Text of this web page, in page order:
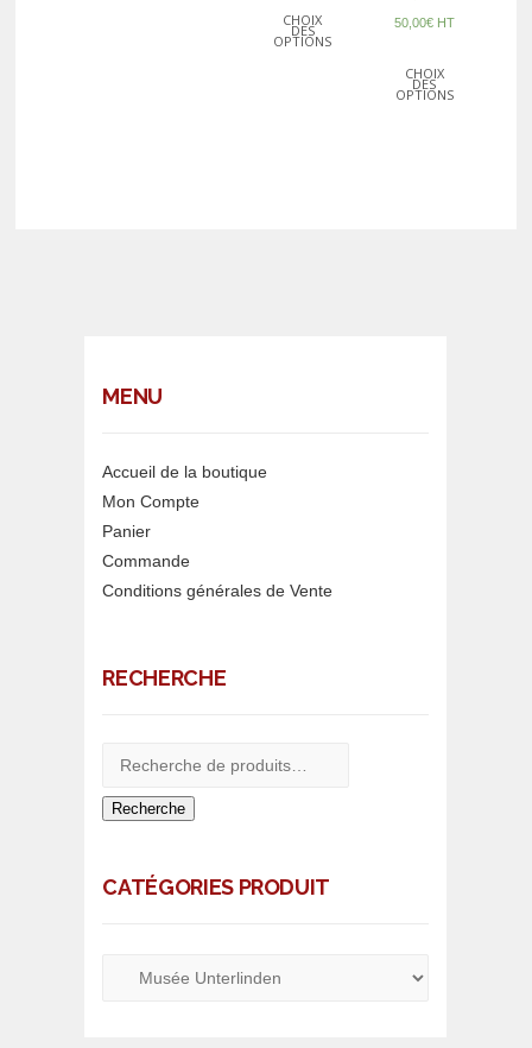
CHOIX
DES
OPTIONS
50,00€ HT
CHOIX
DES
OPTIONS
MENU
Accueil de la boutique
Mon Compte
Panier
Commande
Conditions générales de Vente
RECHERCHE
Recherche
CATÉGORIES PRODUIT